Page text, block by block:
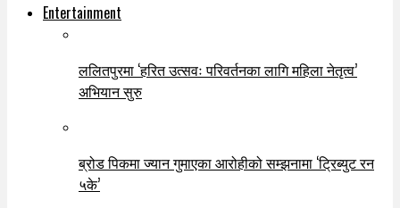
Entertainment
ललितपुरमा ‘हरित उत्सवः परिवर्तनका लागि महिला नेतृत्व’
अभियान सुरु
ब्रोड पिकमा ज्यान गुमाएका आरोहीको सम्झनामा ‘ट्रिब्युट रन
५के’